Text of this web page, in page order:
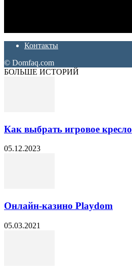
Контакты
© Domfaq.com
БОЛЬШЕ ИСТОРИЙ
Как выбрать игровое кресло
05.12.2023
Онлайн-казино Playdom
05.03.2021